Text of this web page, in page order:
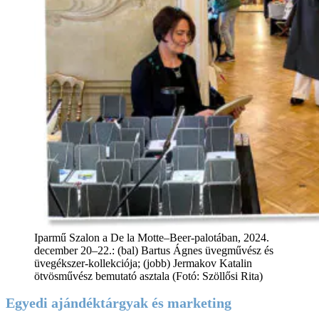
Iparmű Szalon a De la Motte–Beer-palotában, 2024.
december 20–22.: (bal) Bartus Ágnes üvegművész és
üvegékszer-kollekciója; (jobb) Jermakov Katalin
ötvösművész bemutató asztala (Fotó: Szöllősi Rita)
Egyedi ajándéktárgyak és marketing